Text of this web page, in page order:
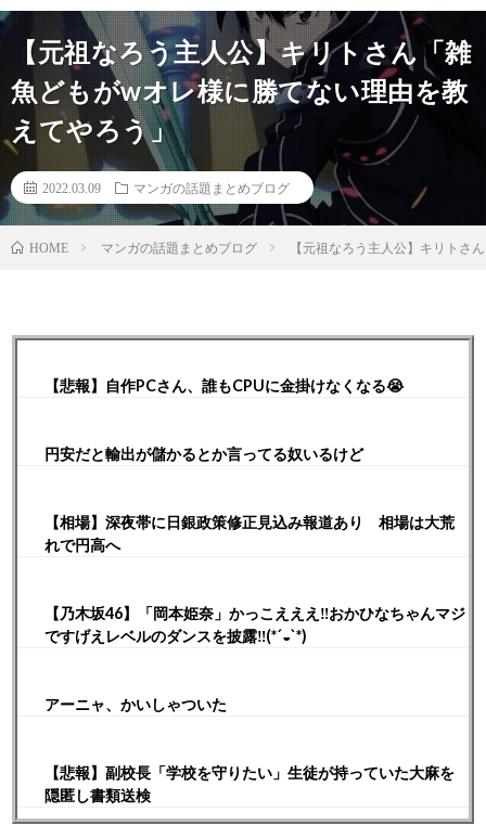
【元祖なろう主人公】キリトさん「雑
魚どもがwオレ様に勝てない理由を教
えてやろう」
2022.03.09 マンガの話題まとめブログ
HOME マンガの話題まとめブログ 【元祖なろう主人公】キリトさ
【悲報】自作PCさん、誰もCPUに金掛けなくなる😭
円安だと輸出が儲かるとか言ってる奴いるけど
【相場】深夜帯に日銀政策修正見込み報道あり 相場は大荒
れで円高へ
【乃木坂46】「岡本姫奈」かっこえええ‼︎おかひなちゃんマジ
ですげえレベルのダンスを披露‼︎(*´◒`*)
アーニャ、かいしゃついた
【悲報】副校長「学校を守りたい」生徒が持っていた大麻を
隠匿し書類送検